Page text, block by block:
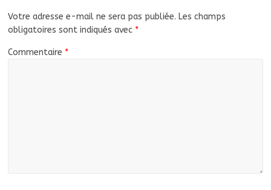
Votre adresse e-mail ne sera pas publiée. Les champs
obligatoires sont indiqués avec *
Commentaire *